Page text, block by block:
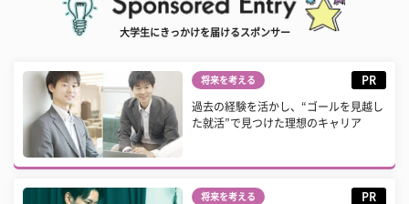
大学生にきっかけを届けるスポンサー
将来を考える PR
過去の経験を活かし、“ゴールを見越し
た就活”で見つけた理想のキャリア
将来を考える PR